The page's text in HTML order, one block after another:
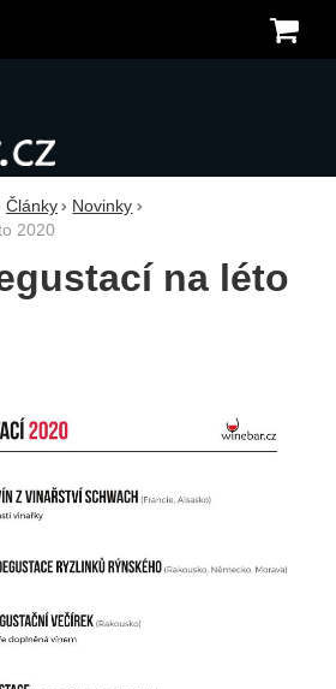
Články
Novinky
2020
na léto